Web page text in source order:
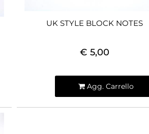
UK STYLE BLOCK NOTES
€ 5,00
Agg. Carrello